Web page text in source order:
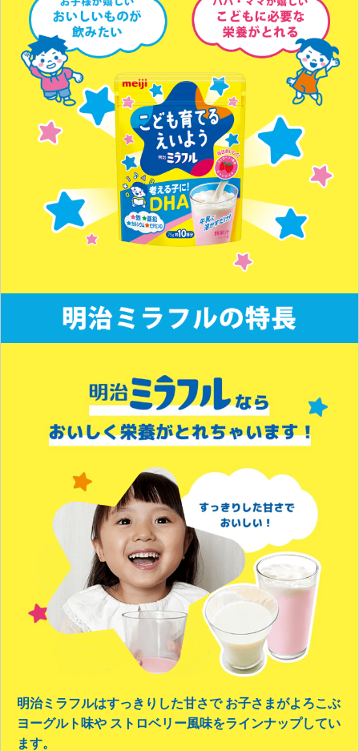
明治ミラフルはすっきりした甘さでお子さまがよろこぶ
ヨーグルト味や ストロベリー風味をラインナップしてい
ます。